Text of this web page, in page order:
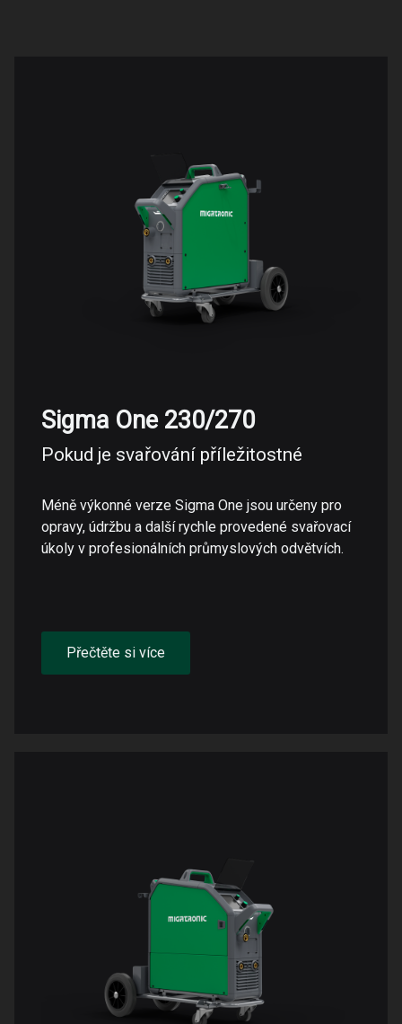
Sigma One 230/270
Pokud je svařování příležitostné
Méně výkonné verze Sigma One jsou určeny pro
opravy, údržbu a další rychle provedené svařovací
úkoly v profesionálních průmyslových odvětvích.
Přečtěte si více